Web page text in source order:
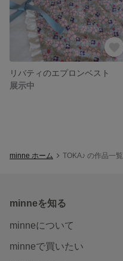
リバティのエプロンベスト
展示中
minne ホーム TOKA♪ の作品一覧
minneを知る
minneについて
minneで買いたい